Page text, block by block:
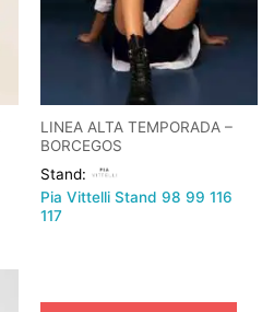
LINEA ALTA TEMPORADA –
BORCEGOS
Stand:
Pia Vittelli Stand 98 99 116
117